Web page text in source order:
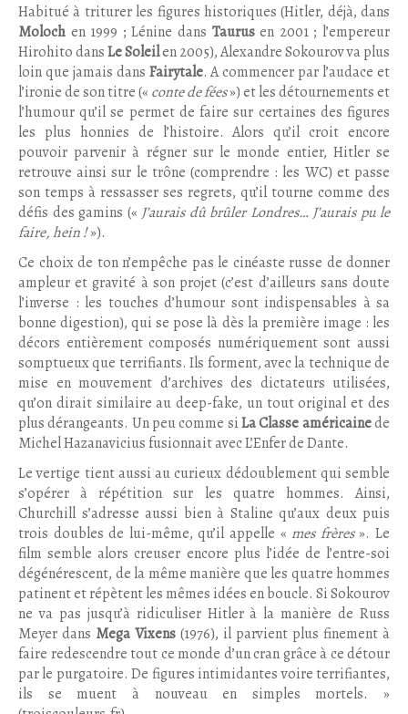
Habitué à triturer les figures historiques (Hitler, déjà, dans
Moloch en 1999 ; Lénine dans Taurusen 2001 ; l’empereur
Hirohito dansLe Soleilen 2005), Alexandre Sokourov va plus
loin que jamais dans Fairytale. A commencer par l’audace et
l’ironie de son titre (« conte de fées») et les détournements et
l’humour qu’il se permet de faire sur certaines des figures
les plus honnies de l’histoire. Alors qu’il croit encore
pouvoir parvenir à régner sur le monde entier, Hitler se
retrouve ainsi sur le trône (comprendre : les WC) et passe
son temps à ressasser ses regrets, qu’il tourne comme des
défis des gamins (« J’aurais dû brûler Londres… J’aurais pu le
faire, hein !»).
Ce choix de ton n’empêche pas le cinéaste russe de donner
ampleur et gravité à son projet (c’est d’ailleurs sans doute
l’inverse : les touches d’humour sont indispensables à sa
bonne digestion), qui se pose là dès la première image : les
décors entièrement composés numériquement sont aussi
somptueux que terrifiants. Ils forment, avec la technique de
mise en mouvement d’archives des dictateurs utilisées,
qu’on dirait similaire au deep-fake, un tout original et des
plus dérangeants. Un peu comme siLa Classe américainede
Michel Hazanavicius fusionnait avec L’Enfer de Dante.
Le vertige tient aussi au curieux dédoublement qui semble
s’opérer à répétition sur les quatre hommes. Ainsi,
Churchill s’adresse aussi bien à Staline qu’aux deux puis
trois doubles de lui-même, qu’il appelle « mes frères». Le
film semble alors creuser encore plus l’idée de l’entre-soi
dégénérescent, de la même manière que les quatre hommes
patinent et répètent les mêmes idées en boucle. Si Sokourov
ne va pas jusqu’à ridiculiser Hitler à la manière de Russ
Meyer dans Mega Vixens (1976), il parvient plus finement à
faire redescendre tout ce monde d’un cran grâce à ce détour
par le purgatoire. De figures intimidantes voire terrifiantes,
ils se muent à nouveau en simples mortels. »